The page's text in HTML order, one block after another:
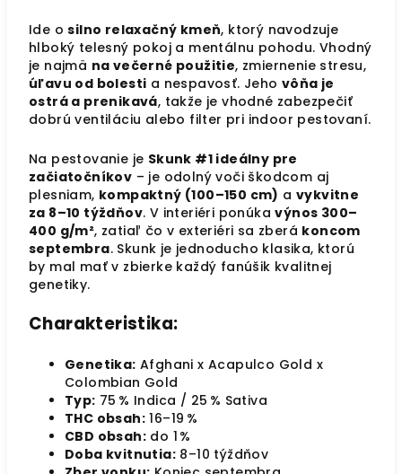
Ide osilno relaxačný kmeň, ktorý navodzuje
hlboký telesný pokoj a mentálnu pohodu. Vhodný
je najmä na večerné použitie, zmiernenie stresu,
úľavu od bolesti a nespavosť. Jehovôňa je
ostrá a prenikavá, takže je vhodné zabezpečiť
dobrú ventiláciu alebo filter pri indoor pestovaní.
Na pestovanie je Skunk #1 ideálny pre
začiatočníkov – je odolný voči škodcom aj
plesniam, kompaktný (100–150 cm) avykvitne
za 8–10 týždňov. V interiéri ponúkavýnos 300–
400 g/m², zatiaľ čo v exteriéri sa zberá koncom
septembra. Skunk je jednoducho klasika, ktorú
by mal mať v zbierke každý fanúšik kvalitnej
genetiky.
Charakteristika:
Genetika: Afghani x Acapulco Gold x
Colombian Gold
Typ: 75 % Indica / 25 % Sativa
THC obsah: 16–19 %
CBD obsah: do 1 %
Doba kvitnutia: 8–10 týždňov